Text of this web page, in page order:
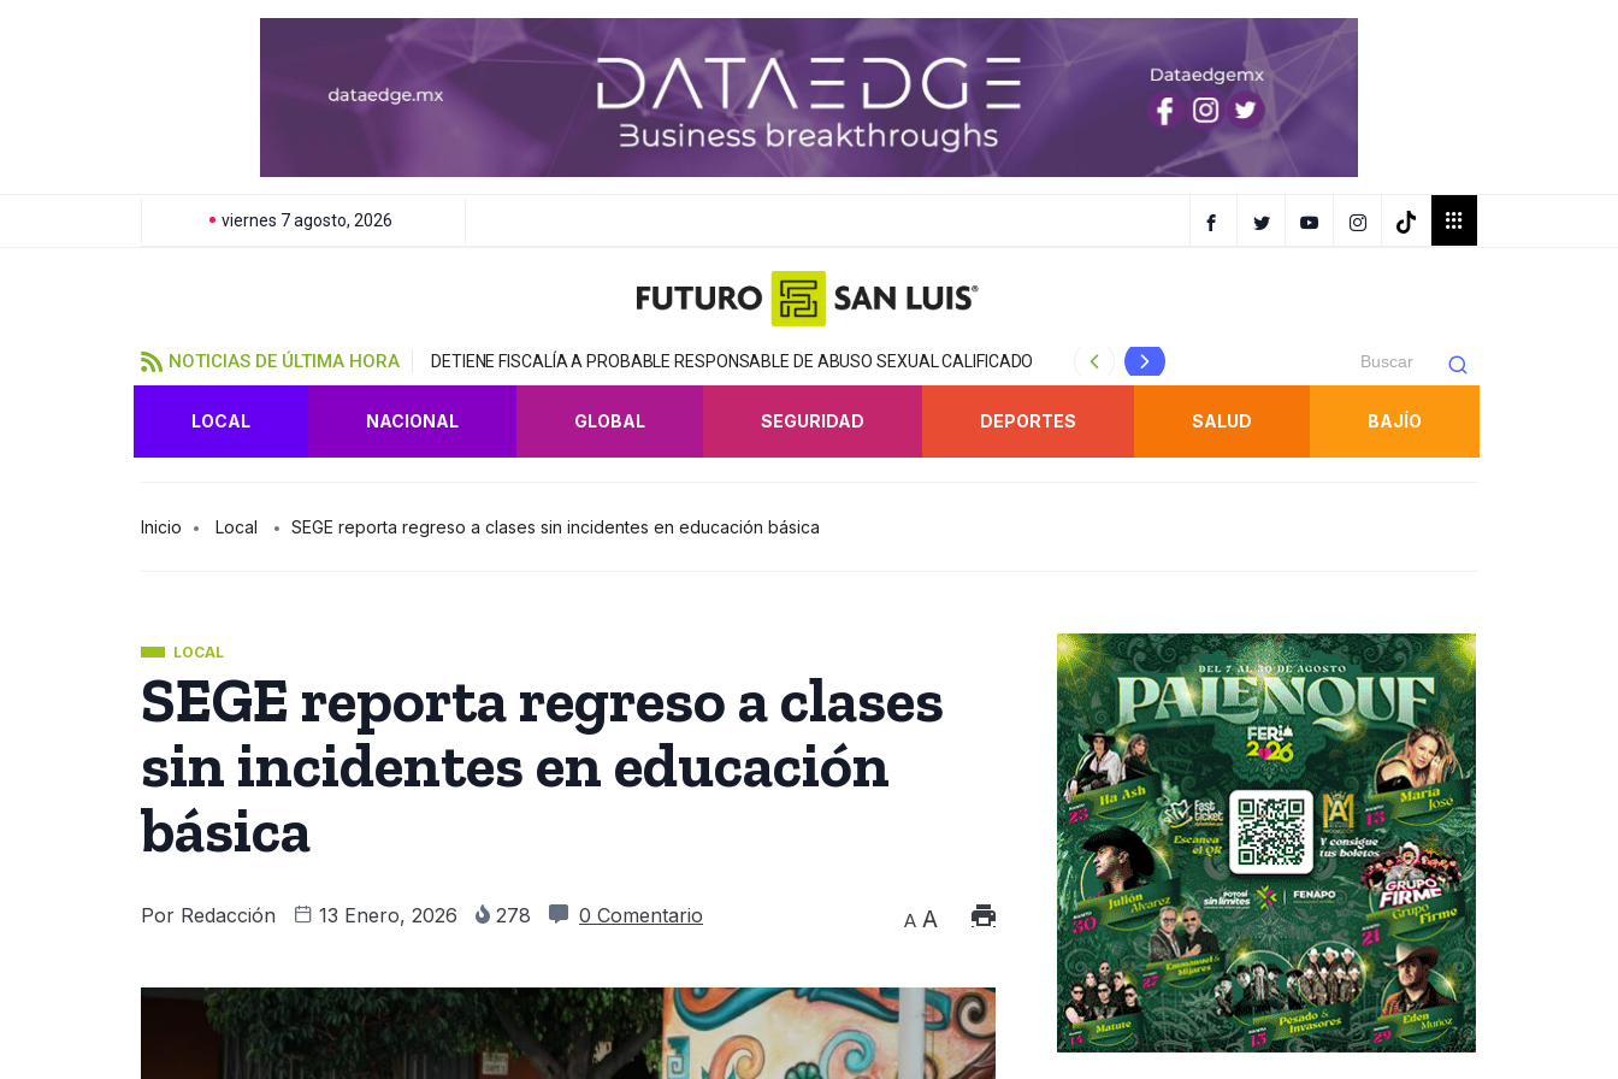
viernes 7 agosto, 2026
NOTICIAS DE ÚLTIMA HORA DETIENE FISCALÍA A PROBABLE RESPONSABLE DE ABUSO SEXUAL CALIFICADO FISCALÍA OBTIENE PRISIÓN PREVENTIVA CONTRA
LOCAL NACIONAL GLOBAL SEGURIDAD DEPORTES SALUD BAJÍO
Inicio Local SEGE reporta regreso a clases sin incidentes en educación básica
LOCAL
SEGE reporta regreso a clases
sin incidentes en educación
básica
Por Redacción 13 Enero, 2026 278 0 Comentario A A